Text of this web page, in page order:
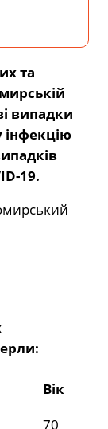
та
випадки
інфекцію
19.
Вік
70